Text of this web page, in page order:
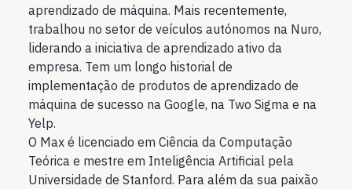
aprendizado de máquina. Mais recentemente,
trabalhou no setor de veículos autónomos na Nuro,
liderando a iniciativa de aprendizado ativo da
empresa. Tem um longo historial de
implementação de produtos de aprendizado de
máquina de sucesso na Google, na Two Sigma e na
Yelp.
O Max é licenciado em Ciência da Computação
Teórica e mestre em Inteligência Artificial pela
Universidade de Stanford. Para além da sua paixão